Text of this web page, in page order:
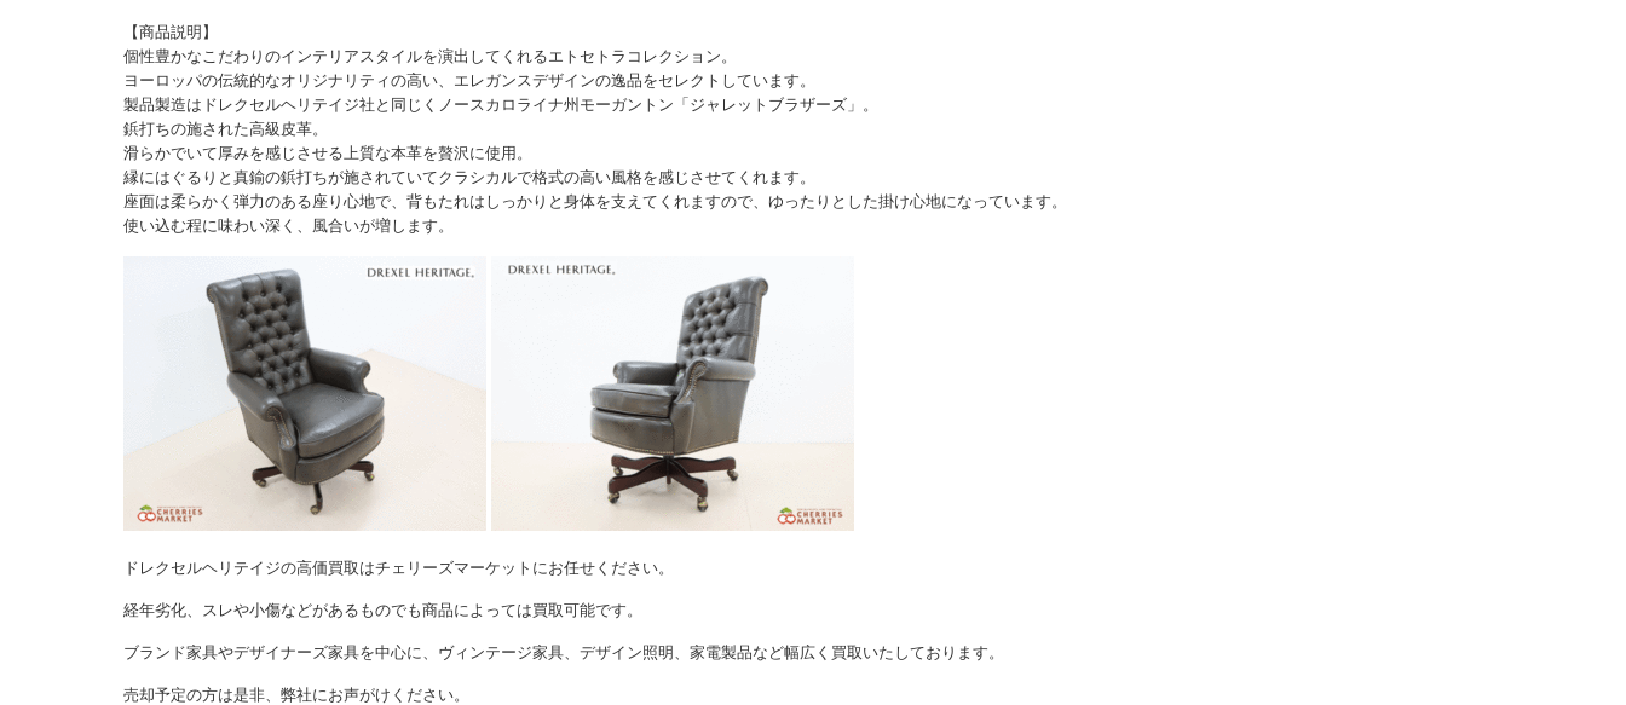
【商品説明】
個性豊かなこだわりのインテリアスタイルを演出してくれるエトセトラコレクション。
ヨーロッパの伝統的なオリジナリティの高い、エレガンスデザインの逸品をセレクトしています。
製品製造はドレクセルヘリテイジ社と同じくノースカロライナ州モーガントン「ジャレットブラザーズ」。
鋲打ちの施された高級皮革。
滑らかでいて厚みを感じさせる上質な本革を贅沢に使用。
縁にはぐるりと真鍮の鋲打ちが施されていてクラシカルで格式の高い風格を感じさせてくれます。
座面は柔らかく弾力のある座り心地で、背もたれはしっかりと身体を支えてくれますので、ゆったりとした掛け心地になっています。
使い込む程に味わい深く、風合いが増します。
ドレクセルヘリテイジの高価買取はチェリーズマーケットにお任せください。
経年劣化、スレや小傷などがあるものでも商品によっては買取可能です。
ブランド家具やデザイナーズ家具を中心に、ヴィンテージ家具、デザイン照明、家電製品など幅広く買取いたしております。
売却予定の方は是非、弊社にお声がけください。